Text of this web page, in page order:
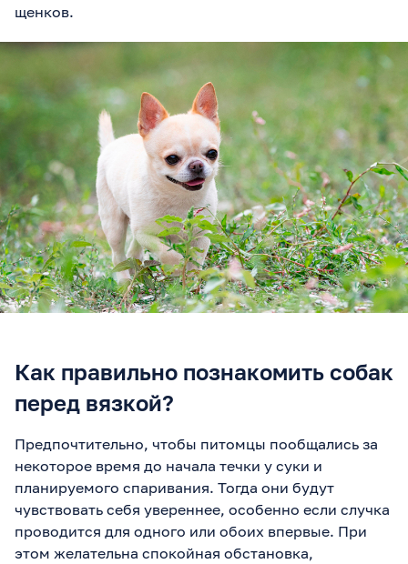
щенков.
Как правильно познакомить собак
перед вязкой?
Предпочтительно, чтобы питомцы пообщались за
некоторое время до начала течки у суки и
планируемого спаривания. Тогда они будут
чувствовать себя увереннее, особенно если случка
проводится для одного или обоих впервые. При
этом желательна спокойная обстановка,